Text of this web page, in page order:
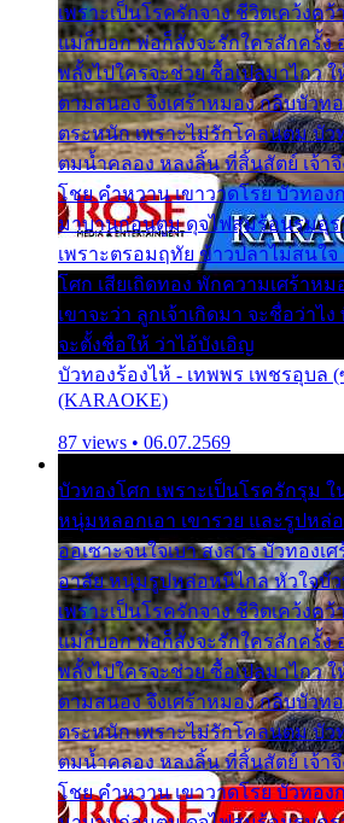
เพราะเป็นโรครักจาง ชีวิตเคว้งคว้
แม่ก็บอก พ่อก็สั่งจะรักใครสักครั้ง
พลั้งไปใครจะช่วย ซื้อเปลมาไกว
ตามสนอง จึงเศร้าหมอง กลีบบัวท
ตระหนัก เพราะไม่รักโคลนตม บัว
ตมน้ำคลอง หลงลิ้น ที่สิ้นสัตย์ เจ้า
โชย คำหวาน เขาวาดโรย บัวทอ
มาบานก่อนตูม ดุจไฟสุมร้อนรุมอุร
เพราะตรอมฤทัย ข้าวปลาไม่สนใจ
โศก เสียเถิดทอง พักความเศร้าหม
เขาจะว่า ลูกเจ้าเกิดมา จะชื่อว่าไ
จะตั้งชื่อให้ ว่าไอ้บังเอิญ
บัวทองร้องไห้ - เทพพร เพชรอุบล
(KARAOKE)
87 views • 06.07.2569
บัวทองโศก เพราะเป็นโรครักรุม
หนุ่มหลอกเอา เขารวย และรูปหล่
ออเซาะจนใจเบา สงสาร บัวทองเ
อาลัย หนุ่มรูปหล่อหนีไกล หัวใจบัว
เพราะเป็นโรครักจาง ชีวิตเคว้งคว้
แม่ก็บอก พ่อก็สั่งจะรักใครสักครั้ง
พลั้งไปใครจะช่วย ซื้อเปลมาไกว
ตามสนอง จึงเศร้าหมอง กลีบบัวท
ตระหนัก เพราะไม่รักโคลนตม บัว
ตมน้ำคลอง หลงลิ้น ที่สิ้นสัตย์ เจ้า
โชย คำหวาน เขาวาดโรย บัวทอ